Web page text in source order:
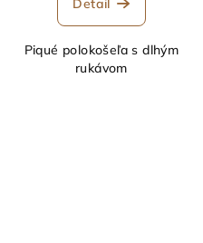
Detail
Piqué polokošeľa s dlhým
rukávom